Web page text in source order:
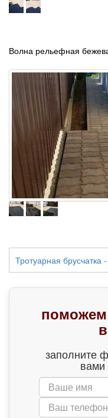
Волна рельефная
Тротуарная брусчатка -
поможем
заполните
вами